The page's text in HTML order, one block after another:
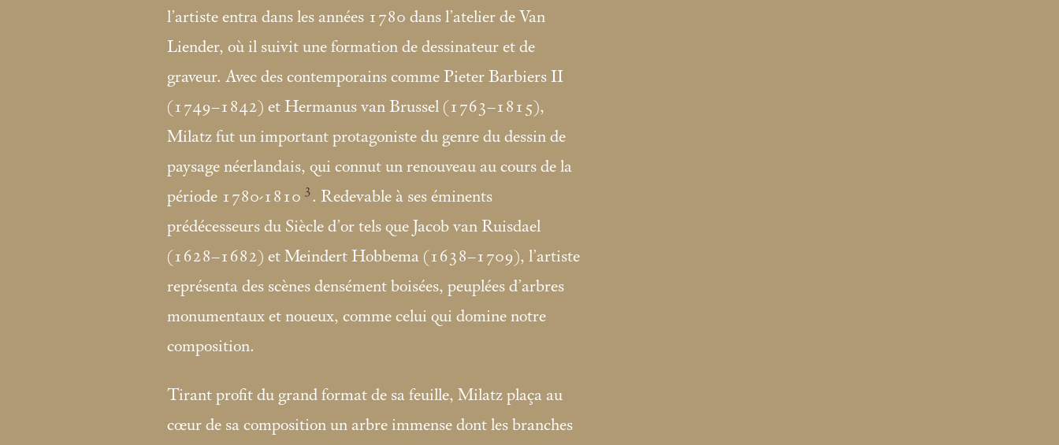
l’artiste entra dans les années 1780 dans l’atelier de Van
Liender, où il suivit une formation de dessinateur et de
graveur. Avec des contemporains comme Pieter Barbiers II
(1749–1842) et Hermanus van Brussel (1763–1815),
Milatz fut un important protagoniste du genre du dessin de
paysage néerlandais, qui connut un renouveau au cours de la
période 1780-1810 3 . Redevable à ses éminents
prédécesseurs du Siècle d’or tels que Jacob van Ruisdael
(1628–1682) et Meindert Hobbema (1638–1709), l’artiste
représenta des scènes densément boisées, peuplées d’arbres
monumentaux et noueux, comme celui qui domine notre
composition.
Tirant profit du grand format de sa feuille, Milatz plaça au
cœur de sa composition un arbre immense dont les branches